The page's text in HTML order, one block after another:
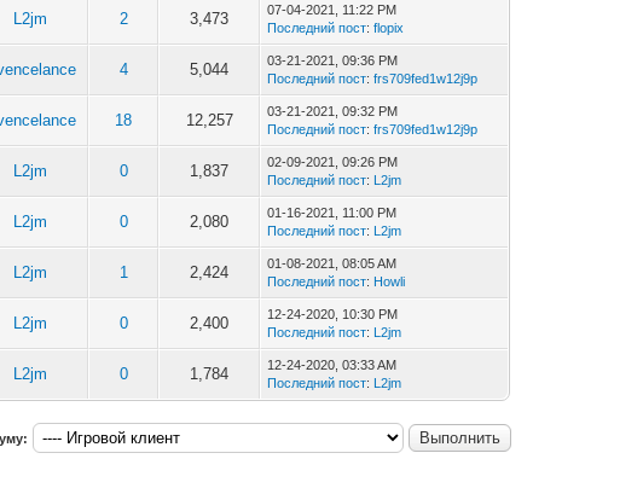
L2jm 2 3,473
07-04-2021, 11:22 PM
Последний пост:flopix
4 5,044
03-21-2021, 09:36 PM
Последний пост:frs709fed1w12j9p
18 12,257
03-21-2021, 09:32 PM
Последний пост:frs709fed1w12j9p
L2jm 0 1,837
02-09-2021, 09:26 PM
Последний пост: L2jm
L2jm 0 2,080
01-16-2021, 11:00 PM
Последний пост: L2jm
L2jm 1 2,424
01-08-2021, 08:05 AM
Последний пост: Howli
L2jm 0 2,400
12-24-2020, 10:30 PM
Последний пост: L2jm
L2jm 0 1,784
12-24-2020, 03:33 AM
Последний пост: L2jm